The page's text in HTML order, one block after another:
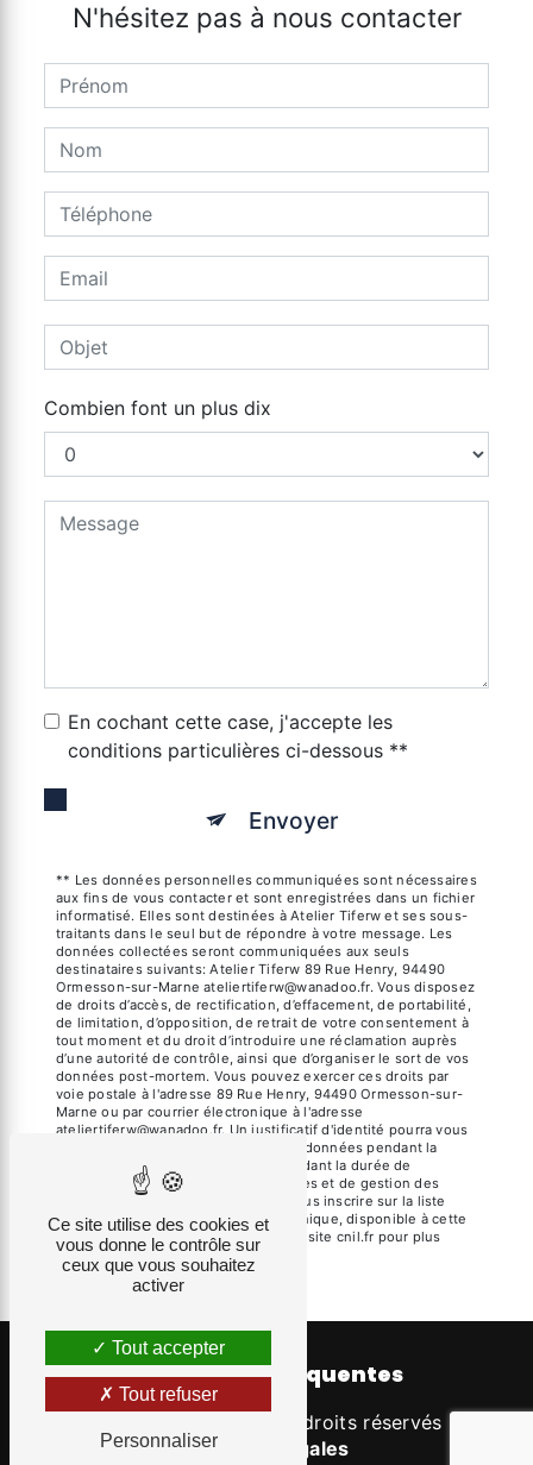
N'hésitez pas à nous contacter
Combien font un plus dix
En cochant cette case, j'accepte les
conditions particulières ci-dessous **
Envoyer
** Les données personnelles communiquées sont nécessaires
aux fins de vous contacter et sont enregistrées dans un fichier
informatisé. Elles sont destinées à Atelier Tiferw et ses sous-
traitants dans le seul but de répondre à votre message. Les
données collectées seront communiquées aux seuls
destinataires suivants: Atelier Tiferw 89 Rue Henry, 94490
Ormesson-sur-Marne ateliertiferw@wanadoo.fr. Vous disposez
de droits d’accès, de rectification, d’effacement, de portabilité,
de limitation, d’opposition, de retrait de votre consentement à
tout moment et du droit d’introduire une réclamation auprès
d’une autorité de contrôle, ainsi que d’organiser le sort de vos
données post-mortem. Vous pouvez exercer ces droits par
voie postale à l'adresse 89 Rue Henry, 94490 Ormesson-sur-
Marne ou par courrier électronique à l'adresse
ateliertiferw@wanadoo.fr. Un justificatif d'identité pourra vous
être demandé. Nous conservons vos données pendant la
période de prise de contact puis pendant la durée de
prescription légale aux fins probatoires et de gestion des
contentieux. Vous avez le droit de vous inscrire sur la liste
d'opposition au démarchage téléphonique, disponible à cette
adresse:
Bloctel.gouv.fr. Consultez le site cnil.fr pour plus
d’informations sur vos droits.
Recherches fréquentes
- 2026 - Tous droits réservés -
Mentions légales
Ce site utilise des cookies et
vous donne le contrôle sur
ceux que vous souhaitez
activer
Tout accepter
Tout refuser
Personnaliser